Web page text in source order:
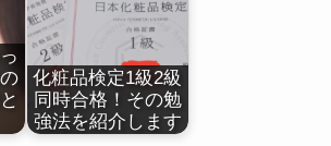
化粧品検定1級2級
同時合格！その勉
強法を紹介します